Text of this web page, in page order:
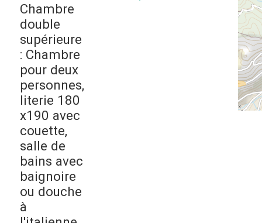
Chambre
double
supérieure
: Chambre
pour deux
personnes,
literie 180
x190 avec
couette,
salle de
bains avec
baignoire
ou douche
à